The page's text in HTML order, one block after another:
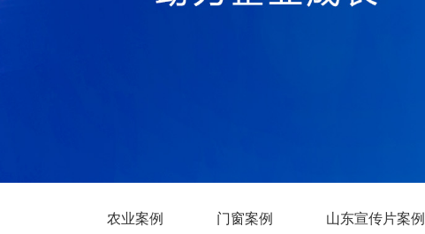
农业案例 门窗案例 山东宣传片案例